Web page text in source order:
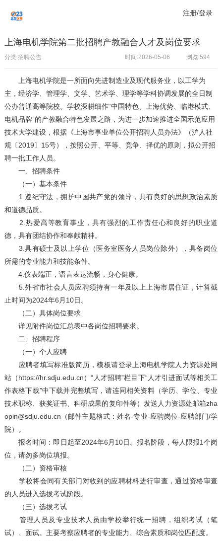
注册/登录
上海电机学院第二批招聘产教融合人才及岗位要求
分类:招聘公告 浏览:594
时间:2026-05-06
上海电机学院是一所面向先进制造业及现代服务业，以工学为
主，经济学、管理学、文学、艺术学、理学等学科协调发展的全日制
公办普通高等院校。学校深耕细作“中国特色、上海优势、临港模式、
电机品牌”的产教融合特色发展之路，为进一步加速推进全国示范应用
技术大学建设，根据《上海市事业单位公开招聘人员办法》（沪人社
规〔2019〕15号），按照公开、平等、竞争、择优的原则，拟公开招
聘一批工作人员。
一、招聘条件
（一）基本条件
1.遵纪守法，拥护中国共产党的领导，具有良好的思想政治素质
和道德品质。
2.热爱高等教育事业，具有强烈的工作责任心和良好的职业道
德，具有团结协作和奉献精神。
3.具有硕士及以上学位（医务室医务人员岗位除外），具备岗位
所需的专业能力和技能条件。
4.仪表端正，语言表达流畅，身心健康。
5.外省市社会人员应聘须持有一年及以上上海市居住证，计算截
止时间为2024年6月10日。
（二）具体岗位要求
详见附件岗位汇总表中各岗位招聘要求。
二、招聘程序
（一）个人应聘
应聘者填写标准版简历，模板请登录上海电机学院人力资源处网
站（https://hr.sdju.edu.cn）“人才招聘”栏目下“人才引进面试等相关工
作表格下载”中下载并完整填写，请连同相关资料（学历、学位、专业
技术职称、获奖证书、科研成果的复印件等）发送人力资源处邮箱zha
opin@sdju.edu.cn（邮件主题格式：姓名-专业-应聘岗位-应聘部门/学
院）。
报名时间：即日起至2024年6月10日。报名阶段，每人限报1个岗
位，请勿多岗位填报。
（二）资格审核
学校将会同有关部门对收到的应聘材料进行审查，通过资格审查
的人员进入选拔考试阶段。
（三）选拔考试
管理人员及专业技术人员由学校举行统一招聘，组织考试（笔
试）、面试。主要考察应聘者的专业能力、综合素质和岗位匹配度。